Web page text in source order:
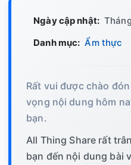
Ngày cập nhật:
Danh mục: Ẩm thực
Rất vui được chào
vọng nội dung hôm
bạn.
All Thing Share rất
bạn đến nội dung bài